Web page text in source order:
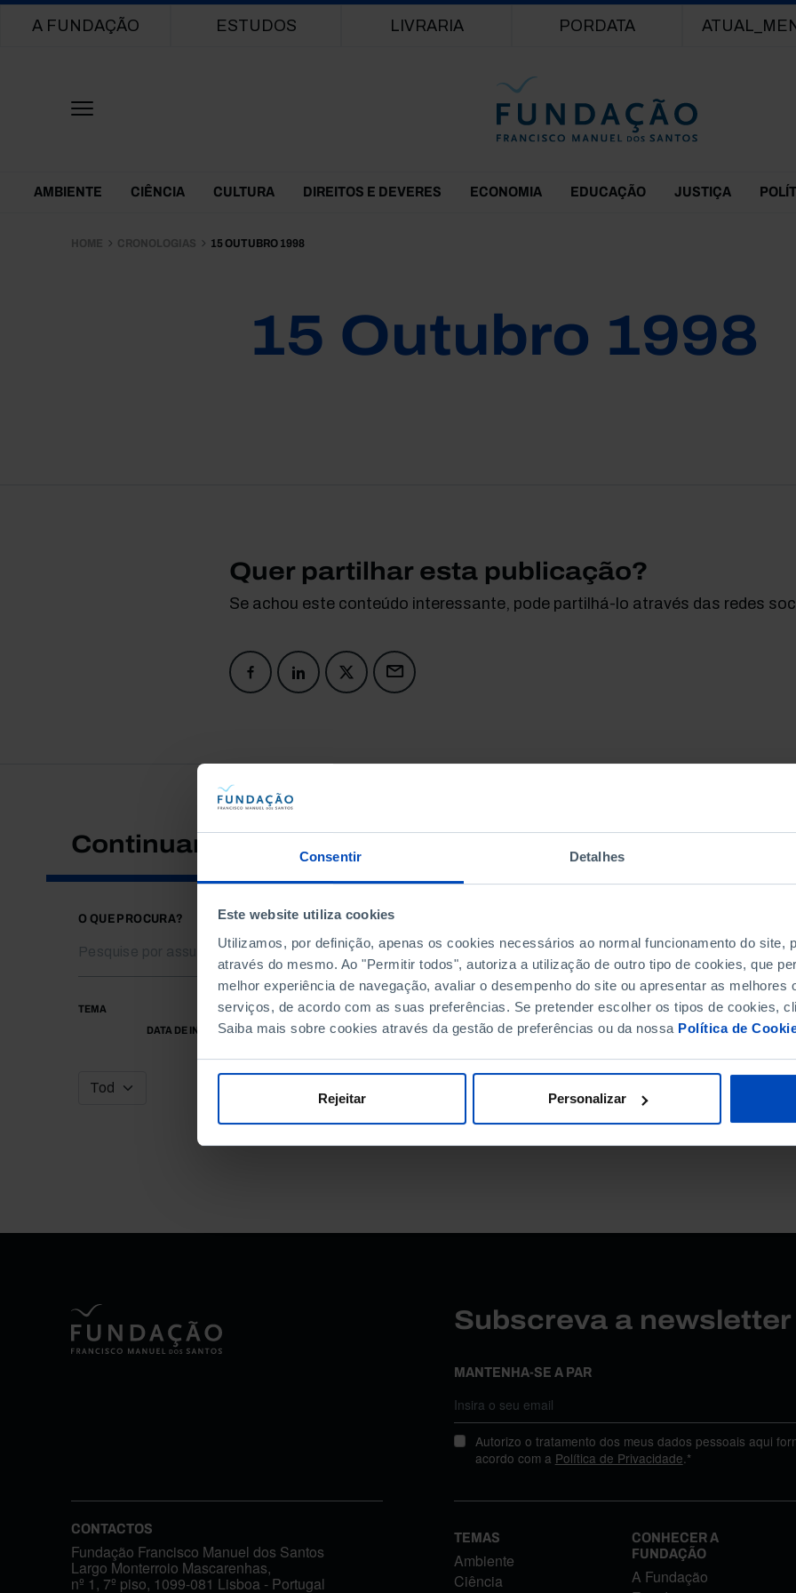
Consentir Detalhes
Este website utiliza cookies
Utilizamos, por definição, apenas os cookies necessários ao normal funcionamento do site,
através do mesmo. Ao "Permitir todos", autoriza a utilização de outro tipo de cookies, que
melhor experiência de navegação, avaliar o desempenho do site ou apresentar as melhores
serviços, de acordo com as suas preferências. Se pretender escolher os tipos de cookies,
Saiba mais sobre cookies através da gestão de preferências ou da nossa Política de
Rejeitar Personalizar
Main navigation
A FUNDAÇÃO ESTUDOS LIVRARIA PORDATA
Themes Menu
AMBIENTE CIÊNCIA CULTURA DIREITOS E DEVERES ECONOMIA EDUCAÇÃO JUSTIÇA
HOME CRONOLOGIAS 15 OUTUBRO 1998
15 Outubro 1998
Quer partilhar esta publicação?
Se achou este conteúdo interessante, pode partilhá-lo através das redes
Continuar a pesquisar
O QUE PROCURA?
TEMA
DATA DE INÍCIO
DATA DE FIM
Subscreva a
MANTENHA-SE A PAR
Autorizo o tratamento dos meus dados pessoais aqui
acordo com a Política de Privacidade.*
CONTACTOS
Fundação Francisco Manuel dos Santos
Largo Monterroio Mascarenhas,
nº 1, 7º piso, 1099-081 Lisboa - Portugal
TEMAS
Ambiente
Ciência
CONHECER A
FUNDAÇÃO
A Fundação